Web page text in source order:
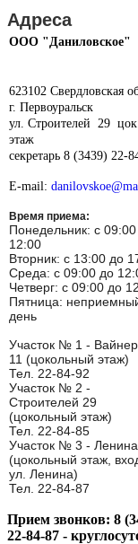
Адреса
ООО "Даниловское"
623102 Свердловская
г. Первоуральск
ул. Строителей 29 цок.
этаж
секретарь 8 (3439) 22-
E-mail:
Время приема:
Понедельник: с
12:00
Вторник: с 13:00 до
Среда: с 09:00 до
Четверг: с 09:00 до
Пятница:
день
Участок № 1 -
11 (цокольный этаж)
Тел. 22-84-92
Участок № 2 -
Строителей 29
(цокольный этаж)
Тел. 22-84-85
Участок № 3 -
(цокольный этаж,
ул. Ленина)
Тел. 22-84-87
Прием звонков: 8
22-84-87 -